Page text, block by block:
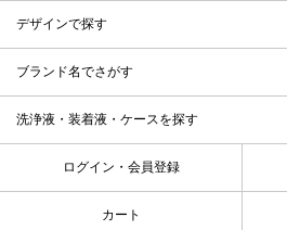
デザインで探す
ブランド名でさがす
洗浄液・装着液・ケースを探す
ログイン・会員登録
カート